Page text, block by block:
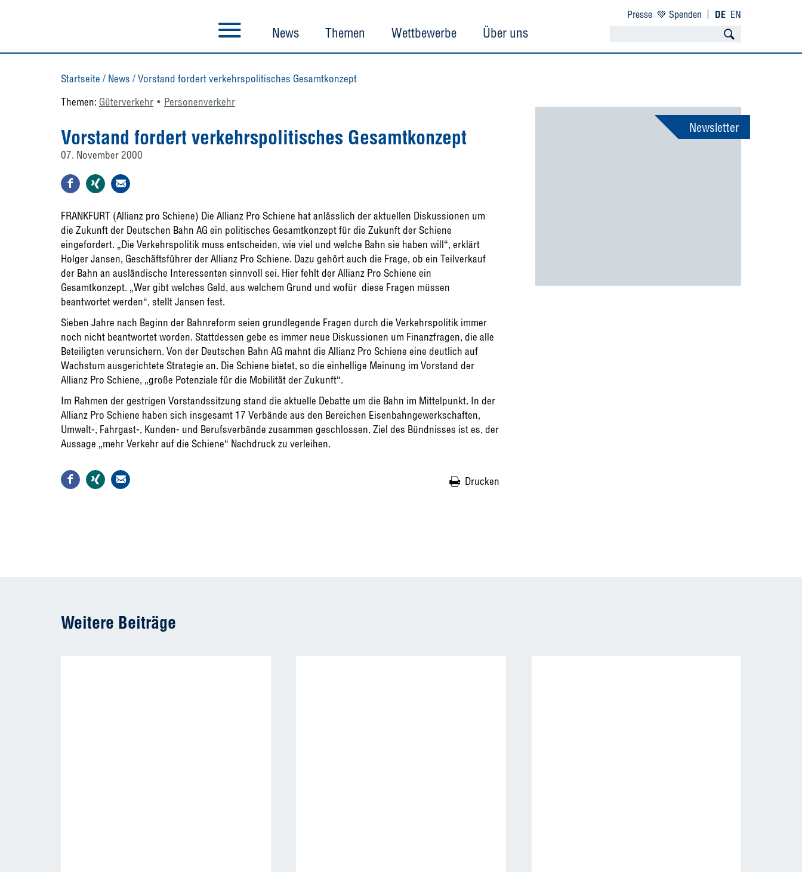
News Themen Wettbewerbe Über uns
Presse 💚 Spenden DE EN
Startseite / News /Vorstand fordert verkehrspolitisches Gesamtkonzept
Themen: Güterverkehr Personenverkehr
Vorstand fordert verkehrspolitisches Gesamtkonzept
07. November 2000
FRANKFURT (Allianz pro Schiene) Die Allianz Pro Schiene hat anlässlich der aktuellen Diskussionen um
die Zukunft der Deutschen Bahn AG ein politisches Gesamtkonzept für die Zukunft der Schiene
eingefordert. „Die Verkehrspolitik muss entscheiden, wie viel und welche Bahn sie haben will“, erklärt
Holger Jansen, Geschäftsführer der Allianz Pro Schiene. Dazu gehört auch die Frage, ob ein Teilverkauf
der Bahn an ausländische Interessenten sinnvoll sei. Hier fehlt der Allianz Pro Schiene ein
Gesamtkonzept. „Wer gibt welches Geld, aus welchem Grund und wofür  diese Fragen müssen
beantwortet werden“, stellt Jansen fest.
Sieben Jahre nach Beginn der Bahnreform seien grundlegende Fragen durch die Verkehrspolitik immer
noch nicht beantwortet worden. Stattdessen gebe es immer neue Diskussionen um Finanzfragen, die alle
Beteiligten verunsichern. Von der Deutschen Bahn AG mahnt die Allianz Pro Schiene eine deutlich auf
Wachstum ausgerichtete Strategie an. Die Schiene bietet, so die einhellige Meinung im Vorstand der
Allianz Pro Schiene, „große Potenziale für die Mobilität der Zukunft“.
Im Rahmen der gestrigen Vorstandssitzung stand die aktuelle Debatte um die Bahn im Mittelpunkt. In der
Allianz Pro Schiene haben sich insgesamt 17 Verbände aus den Bereichen Eisenbahngewerkschaften,
Umwelt-, Fahrgast-, Kunden- und Berufsverbände zusammen geschlossen. Ziel des Bündnisses ist es, der
Aussage „mehr Verkehr auf die Schiene“ Nachdruck zu verleihen.
Drucken
Newsletter
Weitere Beiträge